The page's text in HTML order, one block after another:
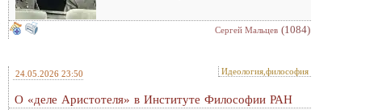
Сергей Мальцев (1084)
24.05.2026 23:50 Идеология,философия
О «деле Аристотеля» в Институте Философии РАН